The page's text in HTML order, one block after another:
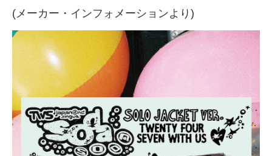
(メーカー・インフォメーションより)